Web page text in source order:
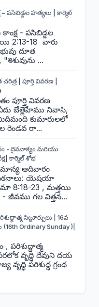
– పసిబిడ్డల హత్యలు | కార్మెల్
- పసిబిడ్డల
2:13-18 వారు
దూత
...
| పూర్తి వివరణ |
పూర్తి వివరణ
బేత్లెహేము నివాసి,
కుమారులలో
రా...
- దైవవాక్యం మరియు
కార్మెల్ శోభ
ఆదివారం
పఠనాలు: యెషయా
8:18-23 , మత్తయి
జీవము గల విత్తన...
నిట్టూర్పులు | 16వ
Ordinary Sunday )|
పరిశుద్ధాత్మ
వృద్ధి దేవుని దయ
పరిశుద్ధ గ్రంథ